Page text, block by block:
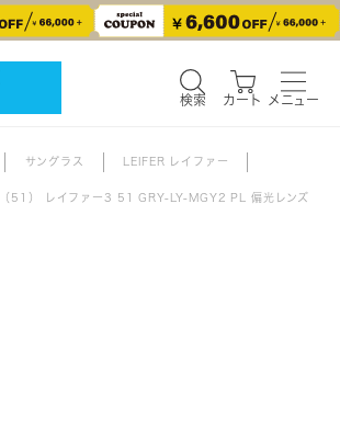
検索 カート メニュー
サングラス LEIFER レイファー
51） レイファー3 51 GRY-LY-MGY2 PL 偏光レンズ